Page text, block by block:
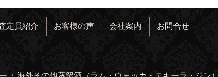
定員紹介 お客様の声 会社案内 お問合せ